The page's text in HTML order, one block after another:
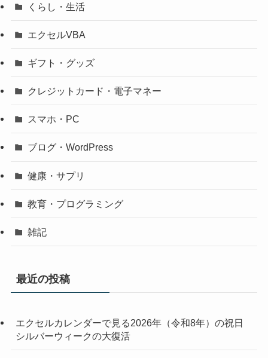
くらし・生活
エクセルVBA
ギフト・グッズ
クレジットカード・電子マネー
スマホ・PC
ブログ・WordPress
健康・サプリ
教育・プログラミング
雑記
最近の投稿
エクセルカレンダーで見る2026年（令和8年）の祝日
シルバーウィークの大復活